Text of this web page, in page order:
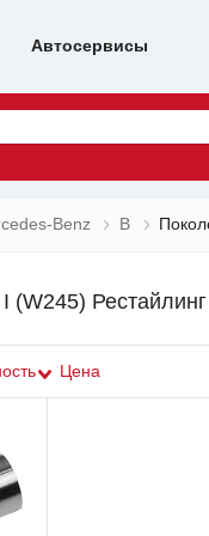
Автосервисы
Benz B
(W245) Рестайлинг
Цена